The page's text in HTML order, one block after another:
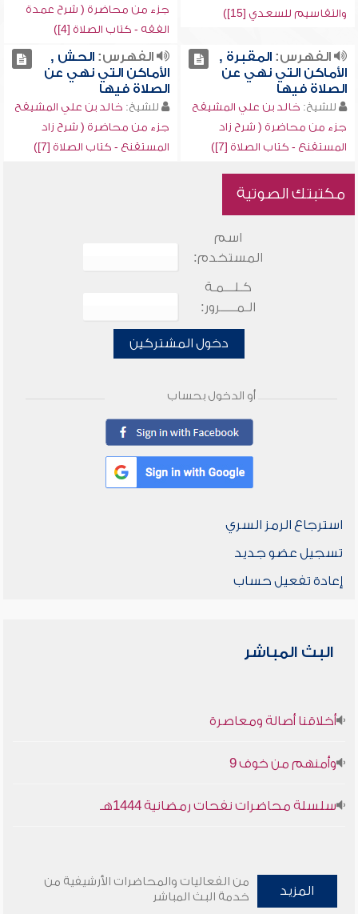
والتقاسيم للسعدي [15])
جزء من محاضرة ( شرح عمدة
الفقه - كتاب الصلاة [4])
الفهرس:المقبرة ,
الأماكن التي نهي عن
الصلاة فيها
للشيخ: خالد بن علي المشيقح
جزء من محاضرة ( شرح زاد
المستقنع - كتاب الصلاة [7])
الفهرس:الحش ,
الأماكن التي نهي عن
الصلاة فيها
للشيخ: خالد بن علي المشيقح
جزء من محاضرة ( شرح زاد
المستقنع - كتاب الصلاة [7])
مكتبتك الصوتية
اسم
المستخدم:
كـلـــمـة
الـمـــــرور:
دخول المشتركين
أو الدخول بحساب
استرجاع الرمز السري
تسجيل عضو جديد
إعادة تفعيل حساب
البث المباشر
أخلاقنا أصالة ومعاصرة
وأمنهم من خوف 9
سلسلة محاضرات نفحات رمضانية 1444هـ
المزيد
من الفعاليات والمحاضرات الأرشيفية من
خدمة البث المباشر